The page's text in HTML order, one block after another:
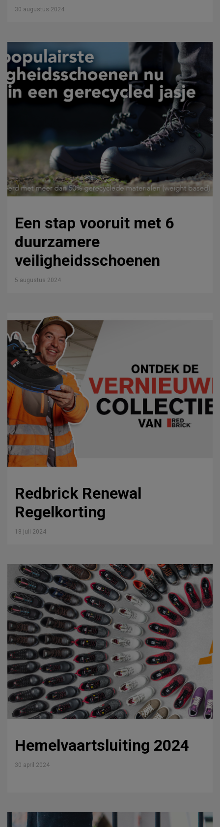
30 augustus 2024
Een stap vooruit met 6
duurzamere
veiligheidsschoenen
5 augustus 2024
Redbrick Renewal
Regelkorting
18 juli 2024
Hemelvaartsluiting 2024
30 april 2024